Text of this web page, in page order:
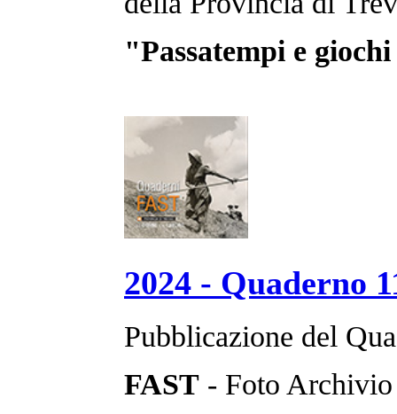
"Passatempi e
2024 - Quaderno
Pubblicazione del
FAST - Foto